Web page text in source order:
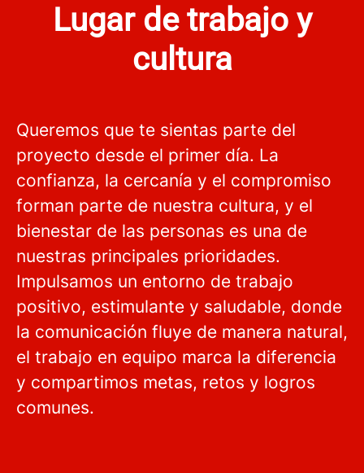
Lugar de trabajo y
cultura
Queremos que te sientas parte del
proyecto desde el primer día. La
confianza, la cercanía y el compromiso
forman parte de nuestra cultura, y el
bienestar de las personas es una de
nuestras principales prioridades.
Impulsamos un entorno de trabajo
positivo, estimulante y saludable, donde
la comunicación fluye de manera natural,
el trabajo en equipo marca la diferencia
y compartimos metas, retos y logros
comunes.